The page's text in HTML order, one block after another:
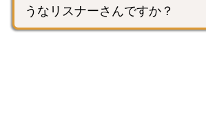
うなリスナーさんですか？